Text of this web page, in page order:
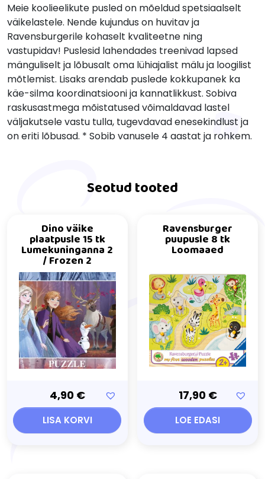
Meie koolieelikute pusled on mõeldud spetsiaalselt
väikelastele. Nende kujundus on huvitav ja
Ravensburgerile kohaselt kvaliteetne ning
vastupidav! Puslesid lahendades treenivad lapsed
mänguliselt ja lõbusalt oma lühiajalist mälu ja loogilist
mõtlemist. Lisaks arendab puslede kokkupanek ka
käe-silma koordinatsiooni ja kannatlikkust. Sobiva
raskusastmega mõistatused võimaldavad lastel
väljakutsele vastu tulla, tugevdavad enesekindlust ja
on eriti lõbusad. * Sobib vanusele 4 aastat ja rohkem.
Seotud tooted
Dino väike
plaatpusle 15 tk
Lumekuninganna 2
/ Frozen 2
4,90 €
LISA KORVI
Ravensburger
puupusle 8 tk
Loomaaed
17,90 €
LOE EDASI